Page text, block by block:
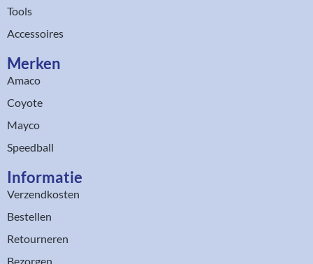
Tools
Accessoires
Merken
Amaco
Coyote
Mayco
Speedball
Informatie
Verzendkosten
Bestellen
Retourneren
Bezorgen